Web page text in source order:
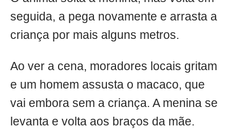
seguida, a pega novamente e arrasta a
criança por mais alguns metros.
Ao ver a cena, moradores locais gritam
e um homem assusta o macaco, que
vai embora sem a criança. A menina se
levanta e volta aos braços da mãe.